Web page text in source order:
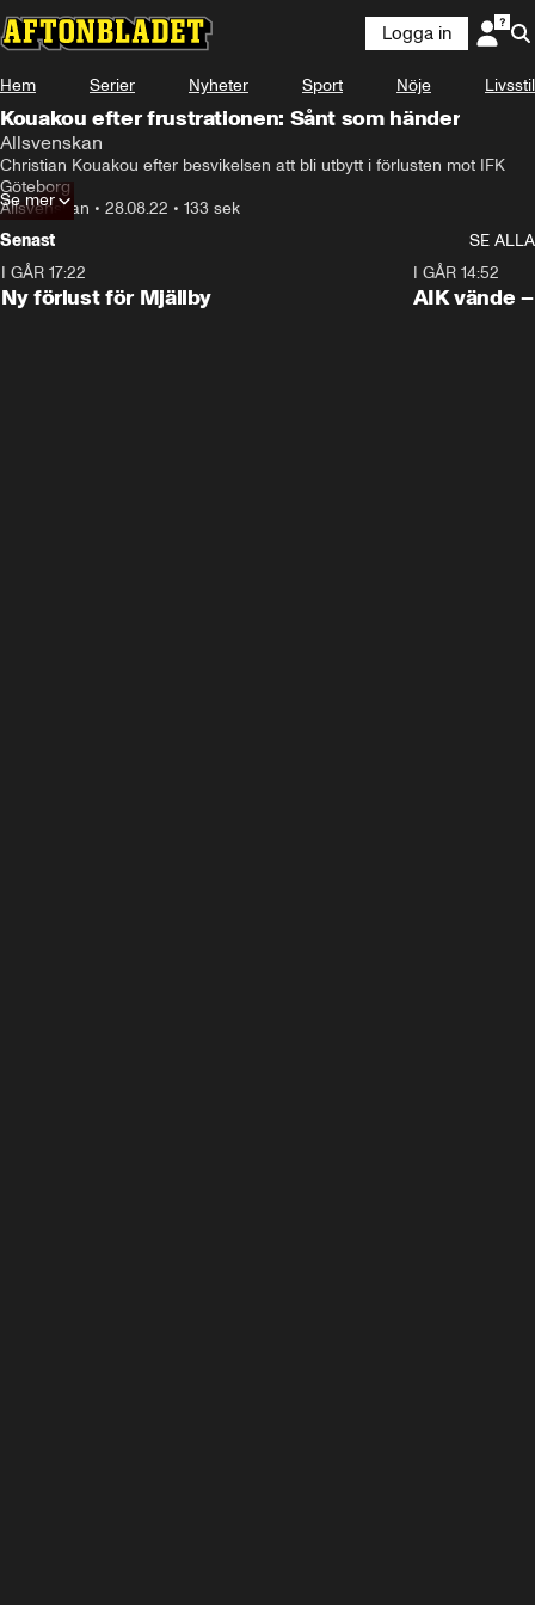
Logga in
Hem Serier Nyheter Sport Nöje Livsstil
Kouakou efter frustrationen: Sånt som händer
Allsvenskan
Christian Kouakou efter besvikelsen att bli utbytt i förlusten mot IFK
Göteborg
Allsvenskan • 28.08.22 • 133 sek
Se mer
Senast
SE ALLA
I GÅR 17:22
Ny förlust för Mjällby
I GÅR 14:52
AIK vände